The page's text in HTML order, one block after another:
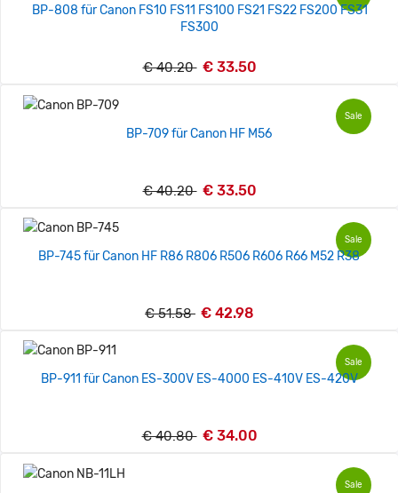
BP-808 für Canon FS10 FS11 FS100 FS21 FS22 FS200 FS31
FS300
€ 40.20 € 33.50
Sale
BP-709 für Canon HF M56
€ 40.20 € 33.50
Sale
BP-745 für Canon HF R86 R806 R506 R606 R66 M52 R38
€ 51.58 € 42.98
Sale
BP-911 für Canon ES-300V ES-4000 ES-410V ES-420V
€ 40.80 € 34.00
Sale